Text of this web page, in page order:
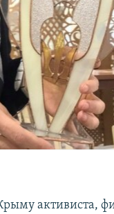
активиста,